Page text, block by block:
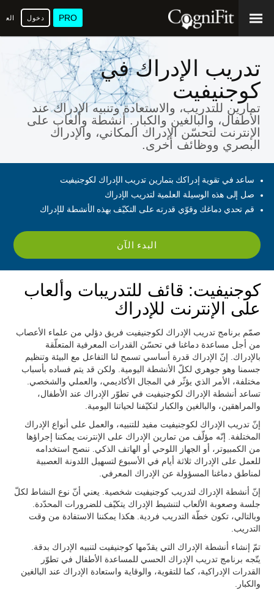
PRO دخول
تدريب الإدراك في
كوجنيفيت
تمارين للتدريب، والاستعادة وتنبيه الإدراك عند
الأطفال، والبالغين والكبار. أنشطة وألعاب على
الإنترنت لتحسّن الإدراك المكاني، والإدراك
البصري ووظائف أخرى.
ساعد في تقوية إدراكك بتمارين تدريب الإدراك لكوجنيفيت
صل إلى هذه الوسيلة العلمية لتدريب الإدراك
قم تحدي دماغك وقوّي قدرته على التكيّف بهذه الأنشطة للإدراك
البدء الآن
كوجنيفيت: قائف للتدريبات وألعاب
على الإنترنت للإدراك
صمّم برنامج تدريب الإدراك لكوجنيفيت فريق دؤلي من علماء الأعصاب
من أجل مساعدة دماغنا في تحسّن القدرات المعرفية المتعلّقة
بالإدراك. إنّ الإدراك قدرة أساسي تسمح لنا التفاعل مع البيئة وتنظيم
جسمنا وهو جوهري لكلّ الأنشطة اليومية. ولكن قد يتم فساده بأسباب
مختلفة، الأمر الذي يؤثّر في المجال الأكاديمي، والعملي والشخصي.
تساعد أنشطة الإدراك لكوجنيفيت في تطوّر الإدراك عند الأطفال،
والمراهقين، والبالغين والكبار لتكيّفنا لحياتنا اليومية.
إنّ تدريب الإدراك لكوجنيفيت مفيد للتنبيه، والعمل على أنواع الإدراك
المختلفة. إنّه مؤلّف من تمارين الإدراك على الإنترنت يمكننا إجراؤها
من الكمبيوتر، أو الجهاز اللوحي أو الهاتف الذكي. ننصح استخدامه
للعمل على الإدراك ثلاثة أيام في الأسبوع لتسهيل اللدونة العصبية
لمناطق دماغنا المسؤولة عن الإدراك المعرفي.
إنّ أنشطة الإدراك لتدريب كوجنيفيت شخصية. يعني أنّ نوع النشاط لكلّ
جلسة وصعوبة الألعاب لتنشيط الإدراك يتكيّف للضرورات المحدّدة.
وبالتالي، تكون خطّة التدريب فردية. هكذا يمكننا الاستفادة من وقت
التدريب.
تمّ إنشاء أنشطة الإدراك التي يقدّمها كوجنيفيت لتنبيه الإدراك بدقة.
يتّجه برنامج تدريب الإدراك الحسي للمساعدة الأطفال في تطوّر
القدرات الإدراكية، كما للتقوية، والوقاية واستعادة الإدراك عند البالغين
والكبار.